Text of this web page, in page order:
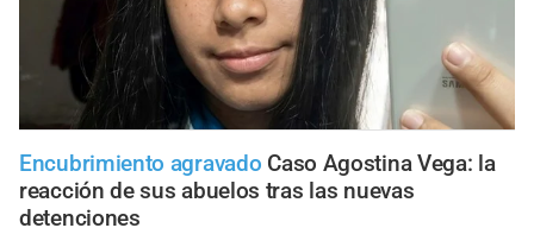
Encubrimiento agravado Caso Agostina Vega: la
reacción de sus abuelos tras las nuevas
detenciones